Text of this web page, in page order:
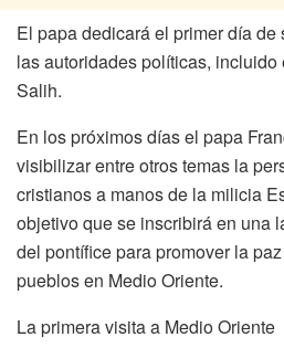
El papa dedicará el primer día
las autoridades políticas,
Salih.
En los próximos días el papa
visibilizar entre otros temas la
cristianos a manos de la milicia
objetivo que se inscribirá en una
del pontífice para promover la
pueblos en Medio Oriente.
La primera visita a Medio Oriente